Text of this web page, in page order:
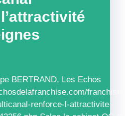
BERTRAND, Les Echos
franchise-
renforce-l-attractivite-